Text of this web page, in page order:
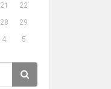
21
22
28
29
4 5